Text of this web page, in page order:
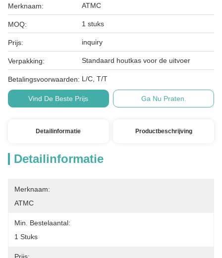
Merknaam: ATMC
MOQ: 1 stuks
Prijs: inquiry
Verpakking: Standaard houtkas voor de uitvoer
Betalingsvoorwaarden: L/C, T/T
Vind De Beste Prijs Ga Nu Praten.
Detailinformatie Productbeschrijving
Detailinformatie
Merknaam:
ATMC
Min. Bestelaantal:
1 Stuks